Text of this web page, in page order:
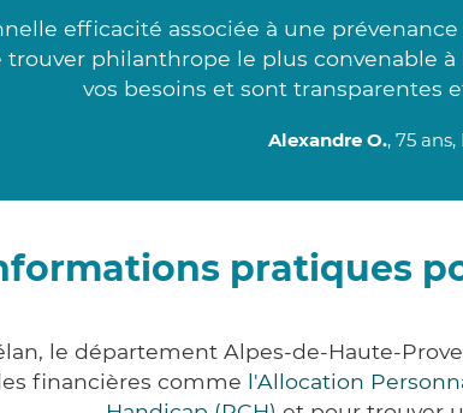
efficacité associée à une
philanthrope le plus convenable
vos besoins et sont transparentes
Alexandre O., 75
pratiques
le département Alpes-de-Haute-
financières comme l'Allocation